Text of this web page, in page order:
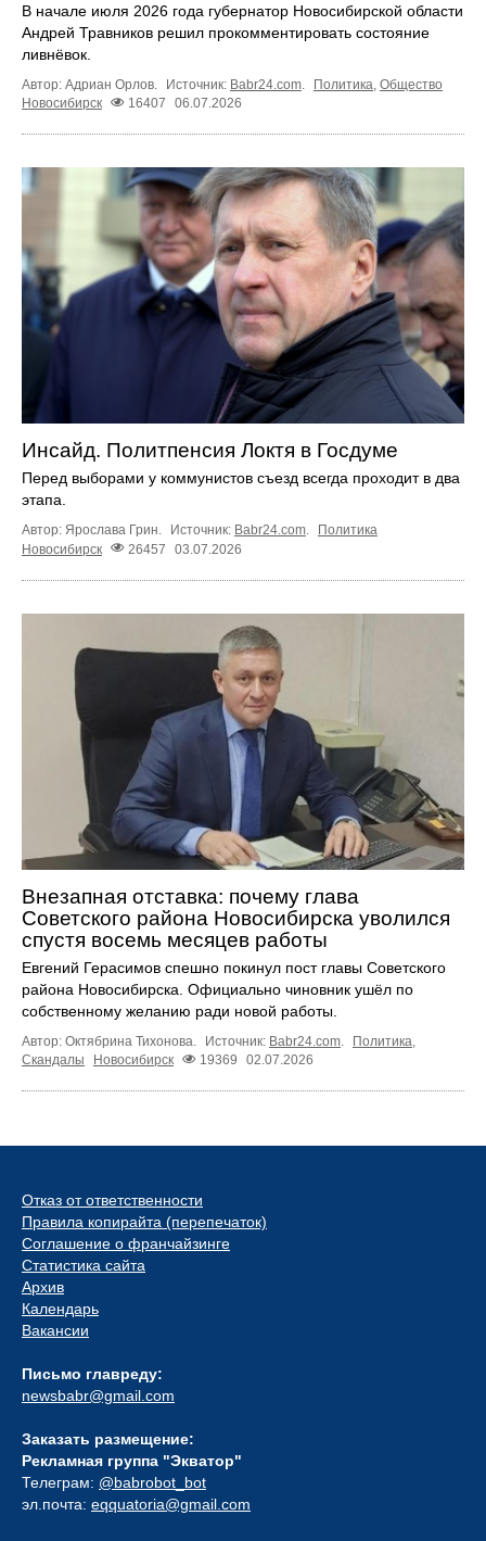
В начале июля 2026 года губернатор Новосибирской области
Андрей Травников решил прокомментировать состояние
ливнёвок.
Автор: Адриан Орлов. Источник: Babr24.com Политика Общество
Новосибирск
16407 06.07.2026
Инсайд. Политпенсия Локтя в Госдуме
Перед выборами у коммунистов съезд всегда проходит в два
этапа.
Автор: Ярослава Грин. Источник: Babr24.com.
Политика
Новосибирск
26457 03.07.2026
Внезапная отставка: почему глава
Советского района Новосибирска уволился
спустя восемь месяцев работы
Евгений Герасимов спешно покинул пост главы Советского
района Новосибирска. Официально чиновник ушёл по
собственному желанию ради новой работы.
Автор: Октябрина Тихонова. Источник: Babr24.com. Политика,
Скандалы
Новосибирск 19369 02.07.2026
Отказ от ответственности
Правила копирайта (перепечаток)
Соглашение о франчайзинге
Статистика сайта
Архив
Календарь
Вакансии
Письмо главреду:
newsbabr@gmail.com
Заказать размещение:
Рекламная группа "Экватор"
Телеграм: @babrobot_bot
эл.почта: eqquatoria@gmail.com